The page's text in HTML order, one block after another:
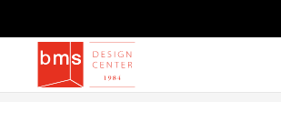
Bar Aksesuarları